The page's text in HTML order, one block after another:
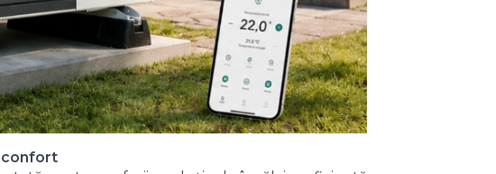
confort